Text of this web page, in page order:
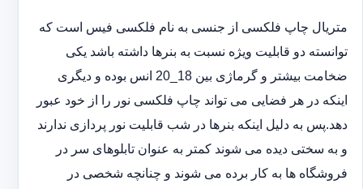
متریال چاپ فلکسی از جنسی به نام فلکسی فیس است که
توانسته دو قابلیت ویژه نسبت به بنرها داشته باشد یکی
ضخامت بیشتر و گرماژی بین 18_20 انس بوده و دیگری
اینکه در هر فضایی می تواند چاپ فلکسی نور را از خود عبور
دهد.پس به دلیل اینکه بنرها در شب قابلیت نور پردازی ندارند
و به سختی دیده می شوند کمتر به عنوان تابلوهای سر در
فروشگاه ها به کار برده می شوند و چنانچه شخصی در